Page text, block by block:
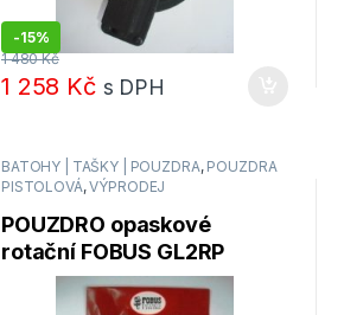
-15%
1 480Kč
1 258 Kč s DPH
BATOHY | TAŠKY | POUZDRA, POUZDRA
PISTOLOVÁ,VÝPRODEJ
POUZDRO opaskové
rotační FOBUS GL2RP
(GLOCK)